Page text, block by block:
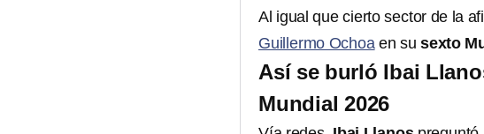
Al igual que cierto sector de la
Guillermo Ochoaen susexto
Así se burló Ibai
Mundial 2026